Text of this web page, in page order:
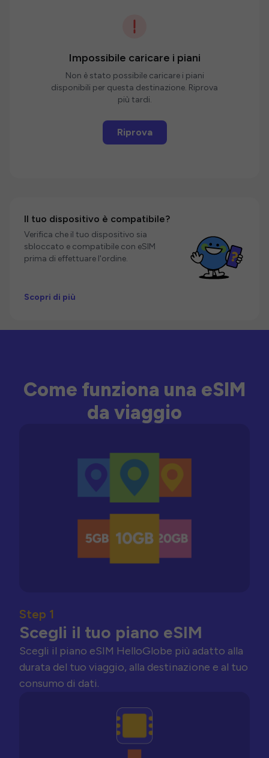
Impossibile caricare i piani
Non è stato possibile caricare i piani
disponibili per questa destinazione. Riprova
più tardi.
Riprova
Il tuo dispositivo è compatibile?
Verifica che il tuo dispositivo sia
sbloccato e compatibile con eSIM
prima di effettuare l'ordine.
Scopri di più
Come funziona una eSIM
da viaggio
Step 1
Scegli il tuo piano eSIM
Scegli il piano eSIM HelloGlobe più adatto alla
durata del tuo viaggio, alla destinazione e al tuo
consumo di dati.